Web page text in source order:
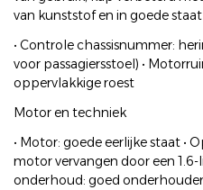
van kunststof en in goede staat
• Controle chassisnummer:
voor passagiersstoel) •
oppervlakkige roest
Motor en techniek
• Motor: goede eerlijke staat •
motor vervangen door een
onderhoud: goed